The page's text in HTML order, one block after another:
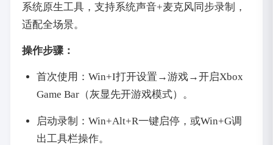
系统原生工具，支持系统声音+麦克风同步录制，
适配全场景。
操作步骤：
首次使用：Win+I打开设置→游戏→开启Xbox
Game Bar（灰显先开游戏模式）。
启动录制：Win+Alt+R一键启停，或Win+G调
出工具栏操作。